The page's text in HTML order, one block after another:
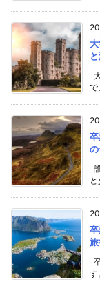
で
す